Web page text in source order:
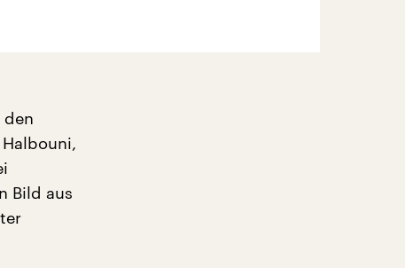
den
Bild aus